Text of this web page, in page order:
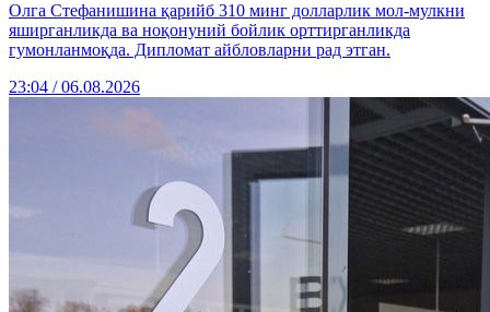
Олга Стефанишина қарийб 310 минг долларлик мол-мулкни
яширганликда ва ноқонуний бойлик орттирганликда
гумонланмоқда. Дипломат айбловларни рад этган.
23:04 / 06.08.2026